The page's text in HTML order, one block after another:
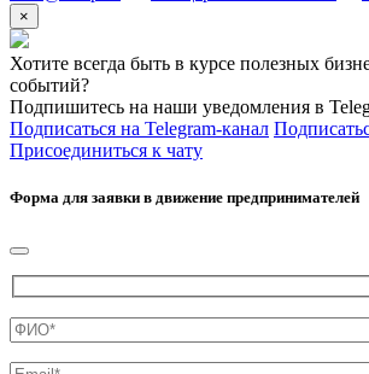
×
Хотите всегда быть в курсе полезных
событий?
Подпишитесь на наши уведомления в
Подписаться на Telegram-канал
Присоединиться к чату
Форма для заявки в движение предпринимателей